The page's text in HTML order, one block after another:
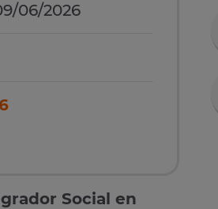
06/2026
Social en